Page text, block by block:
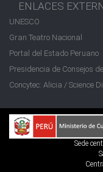
ENLACES
UNESCO
Gran Teatro Nacional
Portal del Estado Peruano
Presidencia de Consejos
Concytec: Alicia / Science
Sede